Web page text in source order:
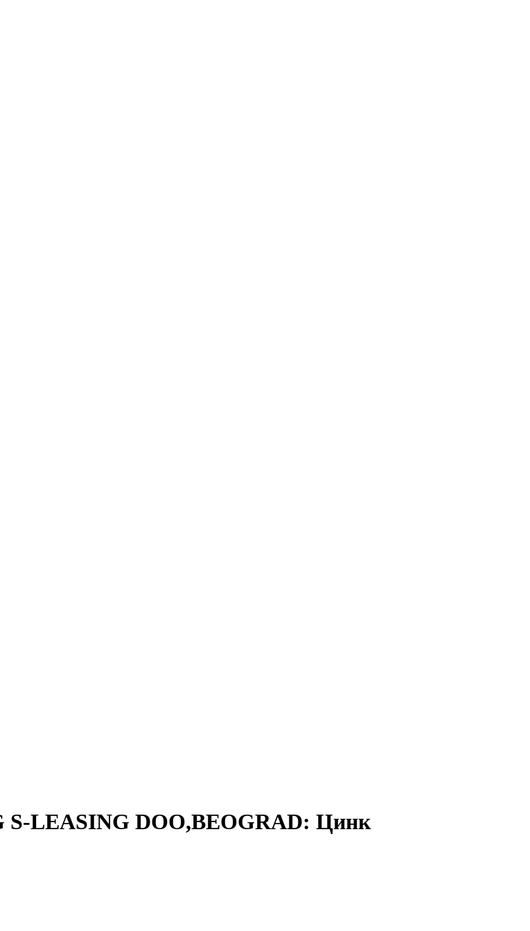
LEASING DOO,BEOGRAD: Цинк